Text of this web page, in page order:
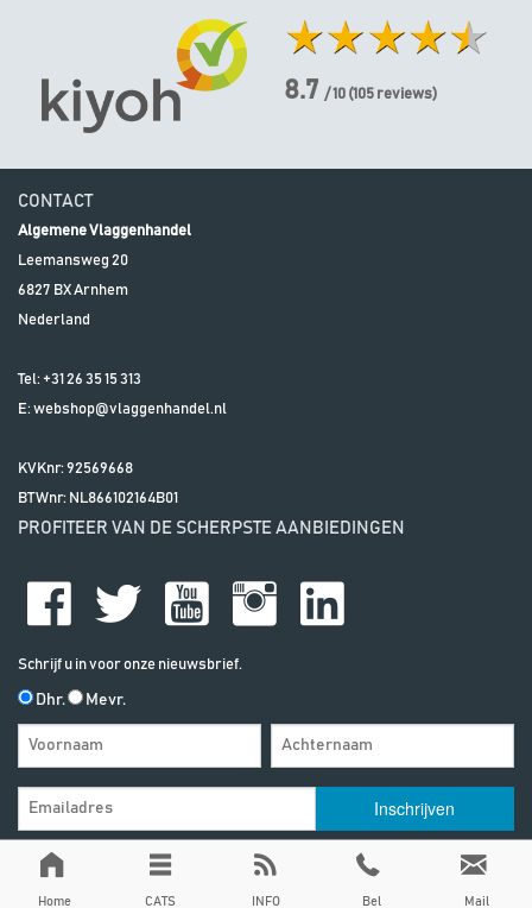
Home CATS INFO Bel Mail
8.7 / 10 (105 reviews)
CONTACT
Algemene Vlaggenhandel
Leemansweg 20
6827 BXArnhem
Nederland
Tel: +31 26 35 15 313
E:webshop@vlaggenhandel.nl
KVKnr: 92569668
BTWnr: NL866102164B01
PROFITEER VAN DE SCHERPSTE AANBIEDINGEN
Schrijf u in voor onze nieuwsbrief.
Dhr. Mevr.
Algemene Voorwaarden| | Alle vermelde prijzen zijn exclusief btw, tenzij
anders vermeld
Privacy & Disclaimer